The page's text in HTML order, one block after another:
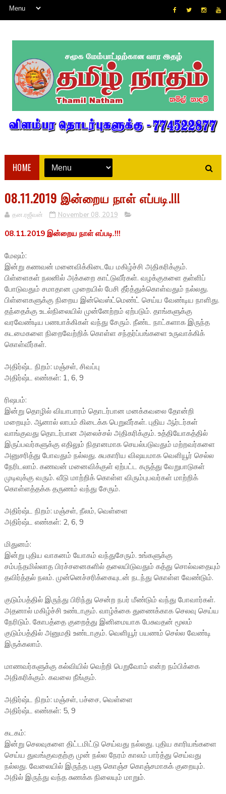
HOME
08.11.2019 இன்றைய நாள் எப்படி.!!!
தன.ரஜீவன் November 08, 2019
08.11.2019 இன்றைய நாள் எப்படி.!!!
மேஷம்:
இன்று கணவன் மனைவிக்கிடையே மகிழ்ச்சி அதிகரிக்கும்.
பிள்ளைகள் நலனில் அக்கறை காட்டுவீர்கள். வழக்குகளை தள்ளிப்
போடுவதும் சமாதான முறையில் பேசி தீர்த்துக்கொள்வதும் நல்லது.
பிள்ளைகளுக்கு நிறைய இன்வெஸ்ட்மெண்ட் செய்ய வேண்டிய நாளிது.
தந்தைக்கு உடல்நிலையில் முன்னேற்றம் ஏற்படும். தாங்களுக்கு
வரவேண்டிய பணபாக்கிகள் வந்து சேரும். நீண்ட நாட்களாக இருந்த
கடமைகளை நிறைவேற்றிக் கொள்ள சந்தர்ப்பங்களை உருவாக்கிக்
கொள்வீர்கள்.
அதிர்ஷ்ட நிறம்: மஞ்சள், சிவப்பு
அதிர்ஷ்ட எண்கள்: 1, 6, 9
ரிஷபம்:
இன்று தொழில் வியாபாரம் தொடர்பான மனக்கவலை தோன்றி
மறையும். ஆனால் லாபம் கிடைக்க பெறுவீர்கள். புதிய ஆர்டர்கள்
வாங்குவது தொடர்பான அலைச்சல் அதிகரிக்கும். உத்தியோகத்தில்
இருப்பவர்களுக்கு எதிலும் நிதானமாக செயல்படுவதும் மற்றவர்களை
அனுசரித்து போவதும் நல்லது. சுபகாரிய விஷயமாக வெளியூர் செல்ல
நேரிடலாம். கணவன் மனைவிக்குள் ஏற்பட்ட கருத்து வேறுபாடுகள்
முடிவுக்கு வரும். வீடு மாற்றிக் கொள்ள விரும்புபவர்கள் மாற்றிக்
கொள்ளத்தக்க தருணம் வந்து சேரும்.
அதிர்ஷ்ட நிறம்: மஞ்சள், நீலம், வெள்ளை
அதிர்ஷ்ட எண்கள்: 2, 6, 9
மிதுனம்:
இன்று புதிய வாகனம் யோகம் வந்துசேரும். உங்களுக்கு
சம்பந்தமில்லாத பிரச்சனைகளில் தலையிடுவதும் கத்து சொல்வதையும்
தவிர்த்தல் நலம். முன்னெச்சரிக்கையுடன் நடந்து கொள்ள வேண்டும்.
குடும்பத்தில் இருந்து பிரிந்து சென்ற நபர் மீண்டும் வந்து போவார்கள்.
அதனால் மகிழ்ச்சி உண்டாகும். வாழ்க்கை துணைக்காக செலவு செய்ய
நேரிடும். கோபத்தை குறைத்து இனிமையாக பேசுவதன் மூலம்
குடும்பத்தில் அனுமதி உண்டாகும். வெளியூர் பயணம் செல்ல வேண்டி
இருக்கலாம்.
மாணவர்களுக்கு கல்வியில் வெற்றி பெறுவோம் என்ற நம்பிக்கை
அதிகரிக்கும். கவலை நீங்கும்.
அதிர்ஷ்ட நிறம்: மஞ்சள், பச்சை, வெள்ளை
அதிர்ஷ்ட எண்கள்: 5, 9
கடகம்:
இன்று செலவுகளை திட்டமிட்டு செய்வது நல்லது. புதிய காரியங்களை
செய்ய துவங்குவதற்கு முன் நல்ல நேரம் காலம் பார்த்து செய்வது
நல்லது. வேலையில் இருந்த பளு கொஞ்ச கொஞ்சமாகக் குறையும்.
அதில் இருந்து வந்த சுணக்க நிலையும் மாறும்.